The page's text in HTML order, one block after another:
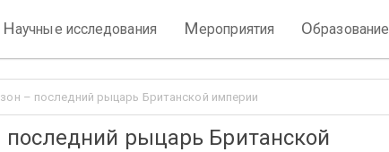
Научные исследования Мероприятия Образование
– последний рыцарь Британской империи
рыцарь Британской